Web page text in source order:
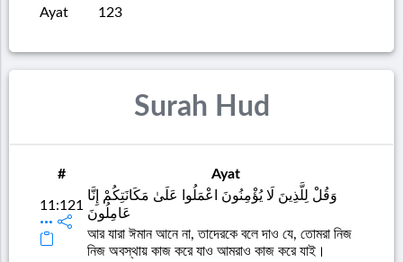
Ayat
123
Surah Hud
# Ayat
11:121
وَقُلْ لِلَّذِينَ لَا يُؤْمِنُونَ اعْمَلُوا عَلَىٰ مَكَانَتِكُمْ إِنَّا
عَامِلُونَ
আর যারা ঈমান আনে না, তাদেরকে বলে দাও যে, তোমরা নিজ
নিজ অবস্থায় কাজ করে যাও আমরাও কাজ করে যাই।